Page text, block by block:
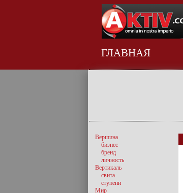
ГЛАВНАЯ
Вершина
бизнес
бренд
личность
Вертикаль
свита
ступени
Мир